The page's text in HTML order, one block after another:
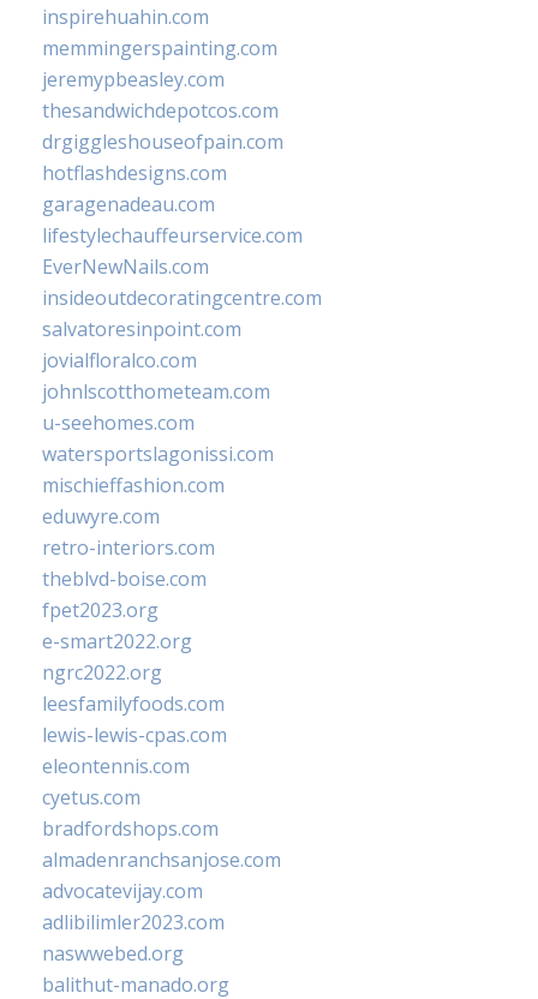
inspirehuahin.com
memmingerspainting.com
jeremypbeasley.com
thesandwichdepotcos.com
drgiggleshouseofpain.com
hotflashdesigns.com
garagenadeau.com
lifestylechauffeurservice.com
EverNewNails.com
insideoutdecoratingcentre.com
salvatoresinpoint.com
jovialfloralco.com
johnlscotthometeam.com
u-seehomes.com
watersportslagonissi.com
mischieffashion.com
eduwyre.com
retro-interiors.com
theblvd-boise.com
fpet2023.org
e-smart2022.org
ngrc2022.org
leesfamilyfoods.com
lewis-lewis-cpas.com
eleontennis.com
cyetus.com
bradfordshops.com
almadenranchsanjose.com
advocatevijay.com
adlibilimler2023.com
naswwebed.org
balithut-manado.org